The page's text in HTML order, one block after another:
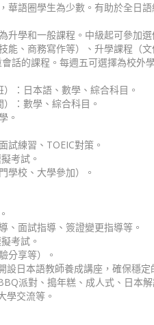
華語圈學生為少數。有助於全日
升學和一般課程。中級起可參加
能、商務寫作等）、升學課程（
話的課程。每週五可選擇為校外
）：日本語、數學、綜合科目。
）：數學、綜合科目。
。
試練習、TOEIC對策。
考試。
學校、大學參加）。
、面試指導、簽證變更指導等。
考試。
分享等）。
設日本語教師養成講座，確保穩
派對、搗年糕、成人式、日本
學交流等。